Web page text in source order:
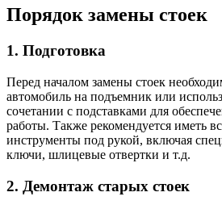
Порядок замены стоек
1. Подготовка
Перед началом замены стоек
автомобиль на подъемник или
сочетании с подставками для
работы. Также рекомендуется иметь
инструменты под рукой, включая
ключи, шлицевые отвертки и т.д.
2. Демонтаж старых стоек